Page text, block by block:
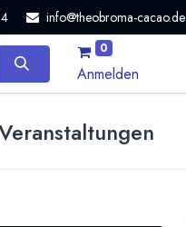
info@theobroma-cacao.de
0
Anmelden